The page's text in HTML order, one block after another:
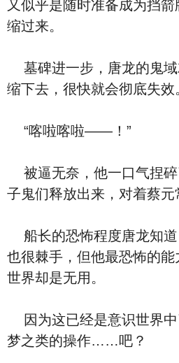
又似乎是随时准备成为挡
缩过来。
墓碑进一步，唐龙的鬼域
缩下去，很快就会彻底失效
“喀啦喀啦——！”
被逼无奈，他一口气捏碎
子鬼们释放出来，对着蔡元
船长的恐怖程度唐龙知道
也很棘手，但他最恐怖的
世界却是无用。
因为这已经是意识世界中
梦之类的操作……吧？